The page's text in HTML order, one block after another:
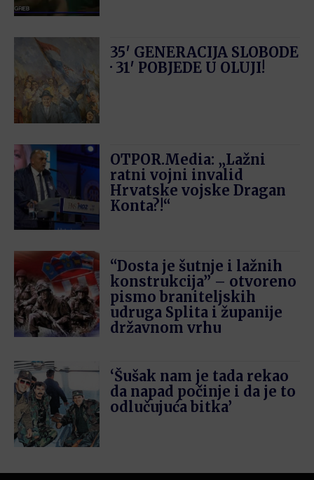
35′ GENERACIJA SLOBODE
· 31′ POBJEDE U OLUJI!
OTPOR.Media: „Lažni
ratni vojni invalid
Hrvatske vojske Dragan
Konta?!“
“Dosta je šutnje i lažnih
konstrukcija” – otvoreno
pismo braniteljskih
udruga Splita i županije
državnom vrhu
‘Šušak nam je tada rekao
da napad počinje i da je to
odlučujuća bitka’